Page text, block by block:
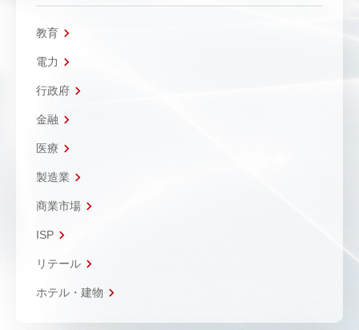
教育
電力
行政府
金融
医療
製造業
商業市場
ISP
リテール
ホテル・建物